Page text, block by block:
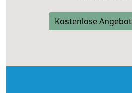
Kostenlose